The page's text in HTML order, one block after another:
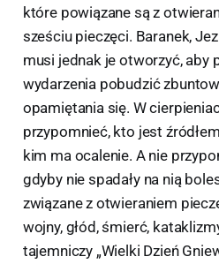
które powiązane są z
sześciu pieczęci. Baranek,
musi jednak je otworzyć, aby
wydarzenia pobudzić
opamiętania się. W
przypomnieć, kto jest
kim ma ocalenie. A nie
gdyby nie spadały na nią
związane z otwieraniem
wojny, głód, śmierć,
tajemniczy „Wielki Dzień